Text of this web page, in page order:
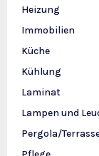
Heizung
Immobilien
Küche
Kühlung
Laminat
Lampen und
Pergola/